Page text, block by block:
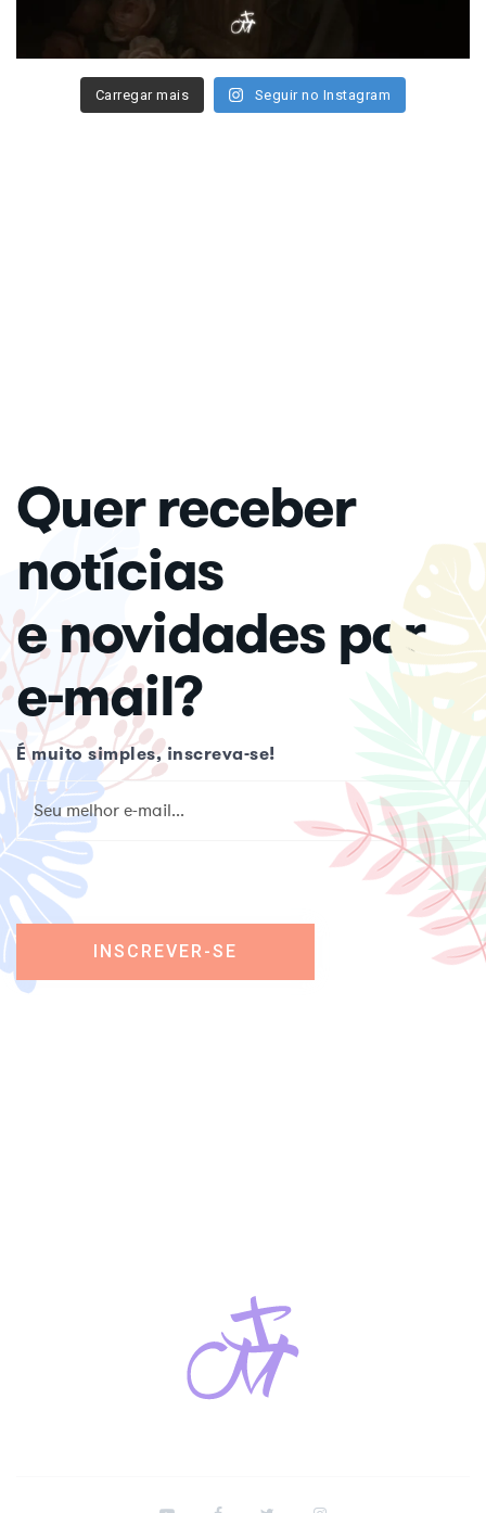
Carregar mais Seguir no Instagram
Quer receber
notícias
e novidades por
e-mail?
É muito simples, inscreva-se!